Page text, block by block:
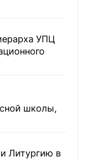
УПЦ
школы,
Литургию в